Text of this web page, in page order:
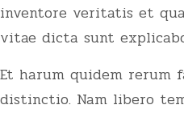
inventore veritatis et
vitae dicta sunt
Et harum quidem rerum
distinctio. Nam libero